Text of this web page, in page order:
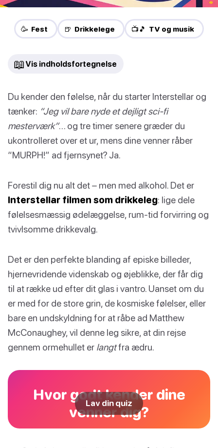
🥳 Fest 🍺 Drikkelege 📺🎵 TV og musik
📖 Vis indholdsfortegnelse
Du kender den følelse, når du starter Interstellar og
tænker: “Jeg vil bare nyde et dejligt sci-fi
mesterværk”… og tre timer senere græder du
ukontrolleret over et ur, mens dine venner råber
“MURPH!” ad fjernsynet? Ja.
Forestil dig nu alt det – men med alkohol. Det er
Interstellar filmen som drikkeleg: lige dele
følelsesmæssig ødelæggelse, rum-tid forvirring og
tvivlsomme drikkevalg.
Det er den perfekte blanding af episke billeder,
hjernevridende videnskab og øjeblikke, der får dig
til at række ud efter dit glas i vantro. Uanset om du
er med for de store grin, de kosmiske følelser, eller
bare en undskyldning for at råbe ad Matthew
McConaughey, vil denne leg sikre, at din rejse
gennem ormehullet er langtfra ædru.
Hvor godt kender dine
venner dig?
Lav din quiz